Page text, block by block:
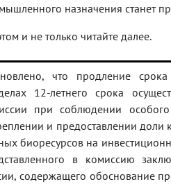
назначения станет
и не только читайте далее.
что продление
12-летнего срока
при соблюдении
и предоставлении доли
биоресурсов на
в комиссию
содержащего обоснование